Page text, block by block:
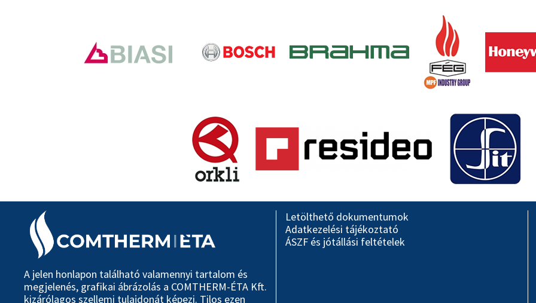
A jelen honlapon található valamennyi tartalom és
megjelenés, grafikai ábrázolás a COMTHERM-ÉTA Kft.
kizárólagos szellemi tulajdonát képezi. Tilos ezen
Letölthető dokumentumok
Adatkezelési tájékoztató
ÁSZF és jótállási feltételek